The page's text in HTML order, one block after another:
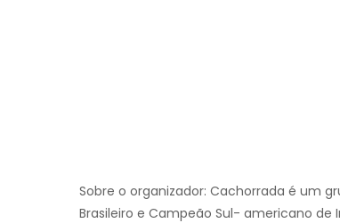
Sobre o organizador: Cachorrada é um
Brasileiro e Campeão Sul- americano de